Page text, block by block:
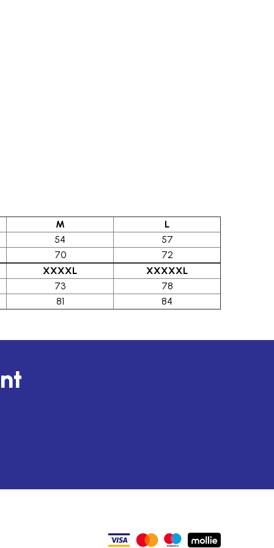
M
L
54
57
70
72
XXXXL
XXXXXL
73
78
81 84